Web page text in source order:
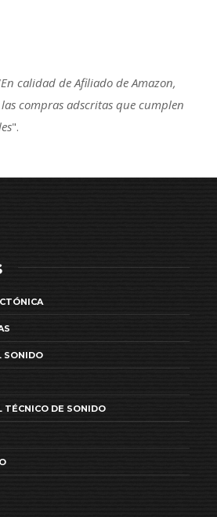
calidad de Afiliado de Amazon,
compras adscritas que cumplen
".
SONIDO
TÉCNICO DE SONIDO